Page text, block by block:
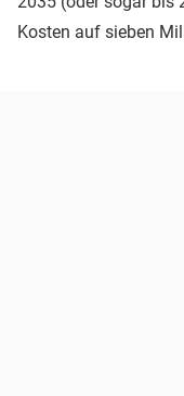
Kosten auf sieben